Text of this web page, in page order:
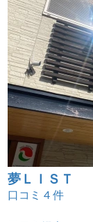
夢ＬＩＳＴ
口コミ 4 件